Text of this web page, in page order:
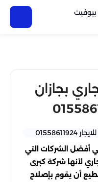
بجازان
أفضل الشركات التي
لأنها شركة كبرى
أن يقوم بإصلاح